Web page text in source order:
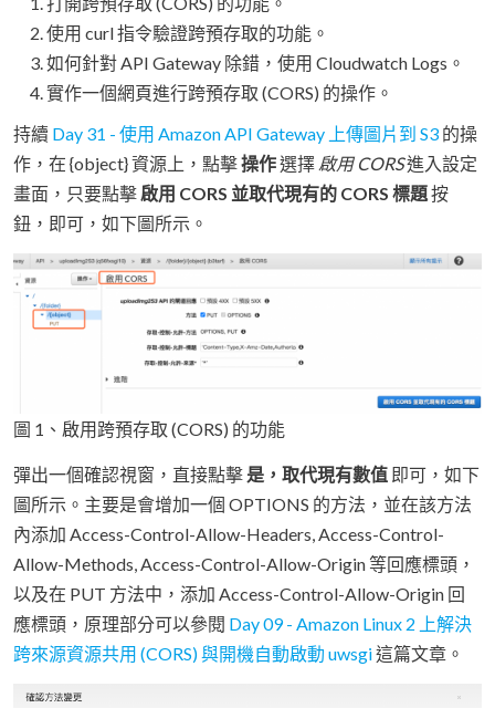
使用 curl 指令驗證跨預存取的功能。
如何針對 API Gateway 除錯，使用 Cloudwatch Logs。
實作一個網頁進行跨預存取 (CORS) 的操作。
持續 Day 31 - 使用 Amazon API Gateway 上傳圖片到 S3 的操
作，在 {object} 資源上，點擊操作選擇 啟用 CORS進入設定
畫面，只要點擊 啟用 CORS 並取代現有的 CORS 標題按
鈕，即可，如下圖所示。
圖 1、啟用跨預存取 (CORS) 的功能
彈出一個確認視窗，直接點擊 是，取代現有數值 即可，如下
圖所示。主要是會增加一個 OPTIONS 的方法，並在該方法
內添加 Access-Control-Allow-Headers, Access-Control-
Allow-Methods, Access-Control-Allow-Origin 等回應標頭，
以及在 PUT 方法中，添加 Access-Control-Allow-Origin 回
應標頭，原理部分可以參閱 Day 09 - Amazon Linux 2 上解決
跨來源資源共用 (CORS) 與開機自動啟動 uwsgi這篇文章。